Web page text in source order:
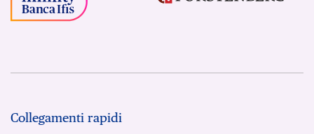
Collegamenti rapidi